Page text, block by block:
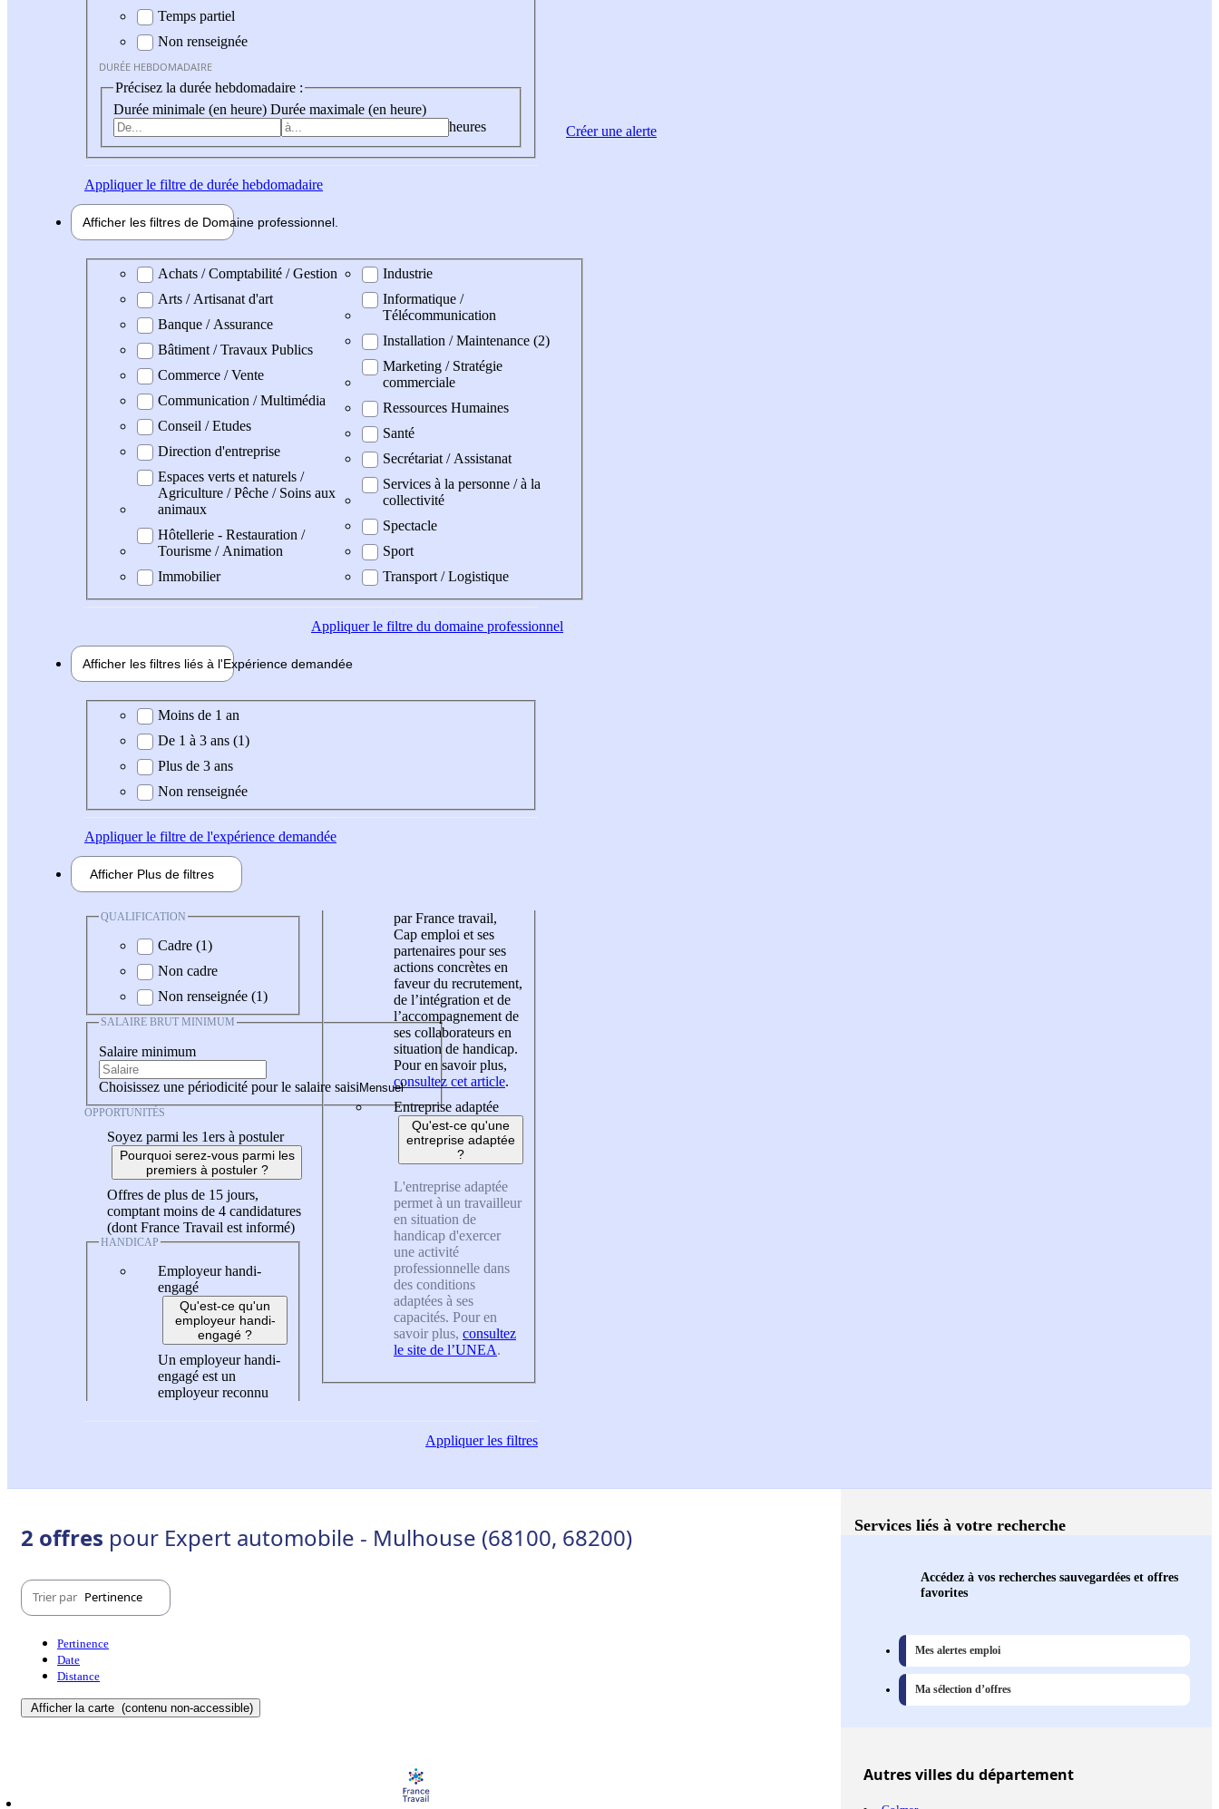
Temps partiel
Non renseignée
DURÉE HEBDOMADAIRE
Précisez la durée hebdomadaire :
Durée minimale (en heure) Durée maximale (en heure)
heures
Appliquerle filtre de durée hebdomadaire
Afficher les filtres de Domaine professionnel
Domaine professionel
Achats / Comptabilité / Gestion
Arts / Artisanat d'art
Banque / Assurance
Bâtiment / Travaux Publics
Commerce / Vente
Communication / Multimédia
Conseil / Etudes
Direction d'entreprise
Espaces verts et naturels /
Agriculture / Pêche / Soins aux
animaux
Hôtellerie - Restauration /
Tourisme / Animation
Immobilier
Industrie
Informatique /
Télécommunication
Installation / Maintenance (2)
Marketing / Stratégie
commerciale
Ressources Humaines
Santé
Secrétariat / Assistanat
Services à la personne / à la
collectivité
Spectacle
Sport
Transport / Logistique
Appliquerle filtre du domaine professionnel
Afficher les filtres liés à l'Expérience demandée
Expérience demandée
Moins de 1 an
De 1 à 3 ans (1)
Plus de 3 ans
Non renseignée
Appliquerle filtre de l'expérience demandée
Afficher Plus de filtres
QUALIFICATION
Cadre (1)
Non cadre
Non renseignée (1)
SALAIRE BRUT MINIMUM
Salaire minimum
Choisissez une périodicité pour le salaire saisi
OPPORTUNITÉS
Soyez parmi les 1ers à postuler
Pourquoi serez-vous parmi les
premiers à postuler ?
Offres de plus de 15 jours,
comptant moins de 4 candidatures
(dont France Travail est informé)
HANDICAP
Employeur handi-
engagé
Qu'est-ce qu'un
employeur handi-
engagé ?
Un employeur handi-
engagé est un
employeur reconnu
par France travail,
Cap emploi et ses
partenaires pour ses
actions concrètes en
faveur du recrutement,
de l’intégration et de
l’accompagnement de
ses collaborateurs en
situation de handicap.
Pour en savoir plus,
consultez cet article.
Entreprise adaptée
Qu'est-ce qu'une
entreprise adaptée
?
L'entreprise adaptée
permet à un travailleur
en situation de
handicap d'exercer
une activité
professionnelle dans
des conditions
adaptées à ses
capacités. Pour en
savoir plus, consultez
le site de l’UNEA.
Appliquerles filtres
Créer une alerte
2 offres pour Expert automobile - Mulhouse (68100, 68200)
Trier par Pertinence
Pertinence
Date
Distance
Afficher la carte (contenu non-accessible)
Services liés à votre recherche
Accédez à vos recherches sauvegardées et offres
favorites
Mes alertes emploi
Ma sélection d’offres
Autresvillesdu département